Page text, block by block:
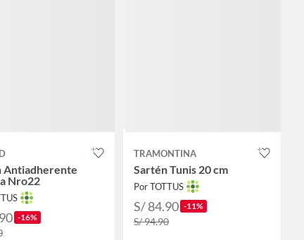
Antiadherente
Nro22
-16%
TRAMONTINA
Sartén Tunis 20 cm
Por TOTTUS
S/ 84.90 -11%
S/ 94.90